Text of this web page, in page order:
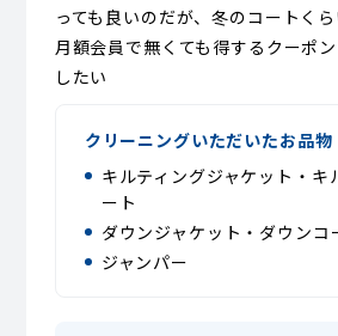
っても良いのだが、冬のコートくら
月額会員で無くても得するクーポ
したい
クリーニングいただいたお品物
キルティングジャケット・キ
ート
ダウンジャケット・ダウンコ
ジャンパー